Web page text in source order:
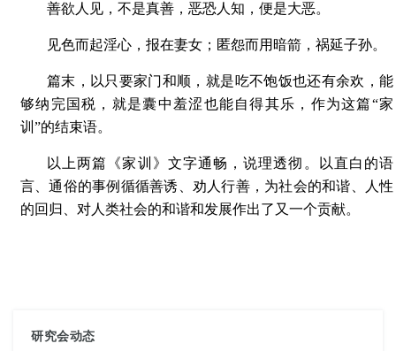
善欲人见，不是真善，恶恐人知，便是大恶。
见色而起淫心，报在妻女；匿怨而用暗箭，祸延子孙。
篇末，以只要家门和顺，就是吃不饱饭也还有余欢，能
够纳完国税，就是囊中羞涩也能自得其乐，作为这篇“家
训”的结束语。
以上两篇《家训》文字通畅，说理透彻。以直白的语
言、通俗的事例循循善诱、劝人行善，为社会的和谐、人性
的回归、对人类社会的和谐和发展作出了又一个贡献。
研究会动态